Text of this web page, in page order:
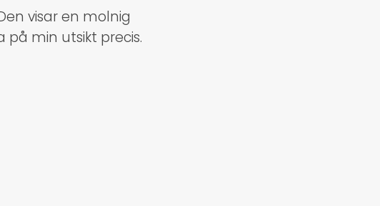
visar en molnig
på min utsikt precis.